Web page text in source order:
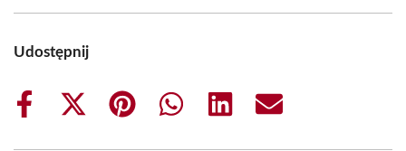
Udostępnij
Share
Share
Share
Share
Share
Share